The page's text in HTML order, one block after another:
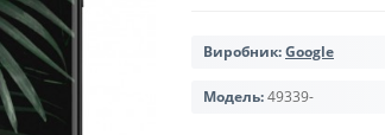
Виробник:Google
Модель:49339-